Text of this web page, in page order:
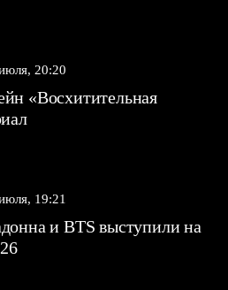
20:20
«Восхитительная
19:21
и BTS выступили на